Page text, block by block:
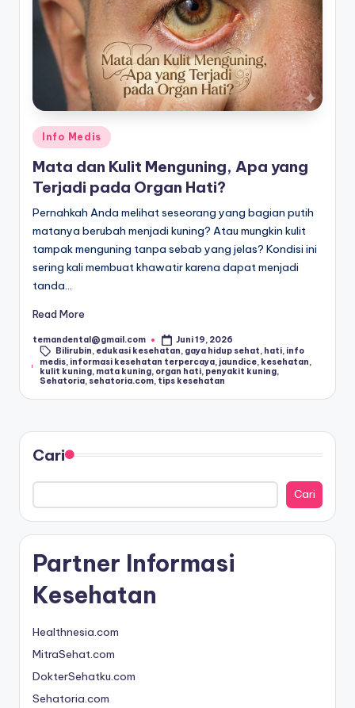
n
o
b
a
t
a
n
&
In
f
o
M
e
di
In
d
o
untuk
Indonesia
yang
Posted
in
Info Medis
Mata dan Kulit Menguning, Apa yang
Terjadi pada Organ Hati?
Pernahkah Anda melihat seseorang yang bagian putih
matanya berubah menjadi kuning? Atau mungkin kulit
tampak menguning tanpa sebab yang jelas? Kondisi ini
sering kali membuat khawatir karena dapat menjadi
tanda…
Read More
Posted
by
temandental@gmail.com
Juni 19, 2026
Tags:
Bilirubin, edukasi kesehatan, gaya hidup sehat, hati, info
medis, informasi kesehatan terpercaya, jaundice, kesehatan,
kulit kuning, mata kuning, organ hati, penyakit kuning,
Sehatoria, sehatoria.com, tips kesehatan
Cari
Cari
Partner Informasi
Kesehatan
Healthnesia.com
MitraSehat.com
DokterSehatku.com
Sehatoria.com